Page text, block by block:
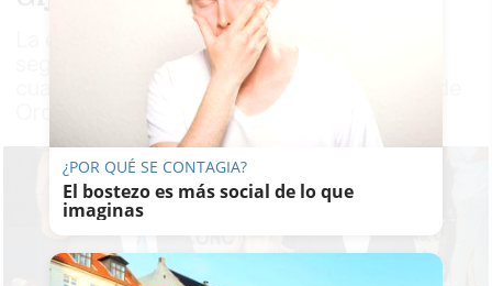
La empresa pública Aira obtiene así su
segundo gran galardón nacional en apenas
cuatro años, después de recibir la Escoba de
Oro hace dos años
¿POR QUÉ SE CONTAGIA?
El bostezo es más social de lo que
imaginas